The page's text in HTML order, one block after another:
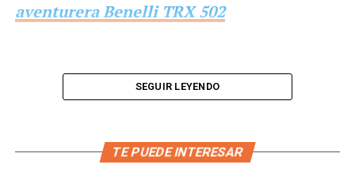
aventurera Benelli TRX 502
SEGUIR LEYENDO
TE PUEDE INTERESAR